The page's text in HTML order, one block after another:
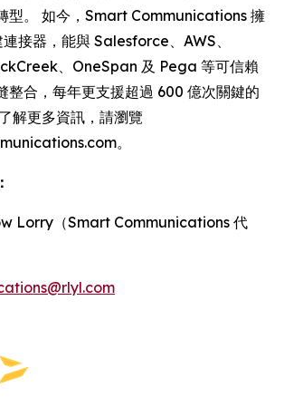
型。 如今，Smart Communications 擁
接器，能與 Salesforce、AWS、
、OneSpan 及 Pega 等可信賴
整合，每年更支援超過 600 億次關鍵的
解更多資訊，請瀏覽
。
Lorry（Smart Communications 代